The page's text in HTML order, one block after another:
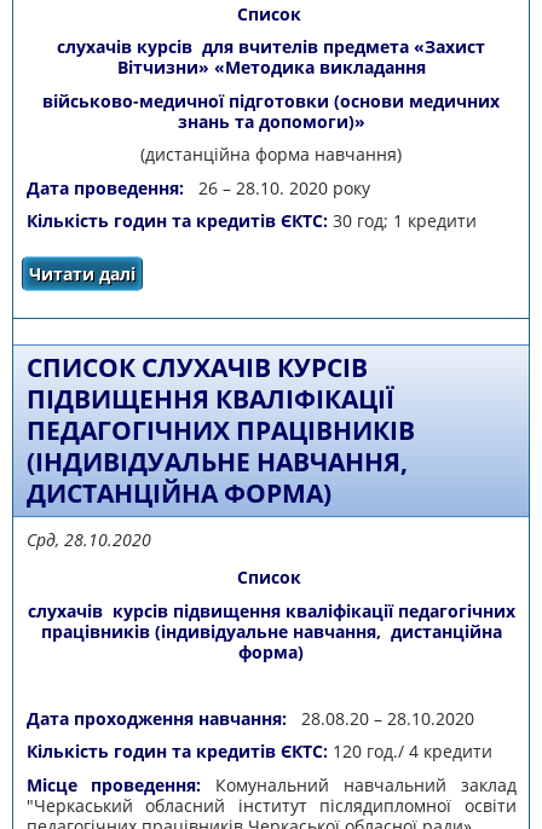
Список
слухачів курсів для вчителів предмета «Захист
Вітчизни» «Методика викладання
військово-медичної підготовки (основи медичних
знань та допомоги)»
(дистанційна форма навчання)
Дата проведення:
26 – 28.10. 2020 року
Кількість годин та кредитів ЄКТС:30 год; 1 кредити
Читати далі
викладання військово-медичної підготовки
СПИСОК СЛУХАЧІВ КУРСІВ
ПІДВИЩЕННЯ КВАЛІФІКАЦІЇ
ПЕДАГОГІЧНИХ ПРАЦІВНИКІВ
(ІНДИВІДУАЛЬНЕ НАВЧАННЯ,
ДИСТАНЦІЙНА ФОРМА)
Срд, 28.10.2020
Список
слухачів курсів підвищення кваліфікації педагогічних
працівників (індивідуальне навчання, дистанційна
форма)
Дата проходження навчання:
28.08.20 – 28.10.2020
Кількість годин та кредитів ЄКТС:120 год./ 4 кредити
Місце проведення: Комунальний навчальний заклад
"Черкаський обласний інститут післядипломної освіти